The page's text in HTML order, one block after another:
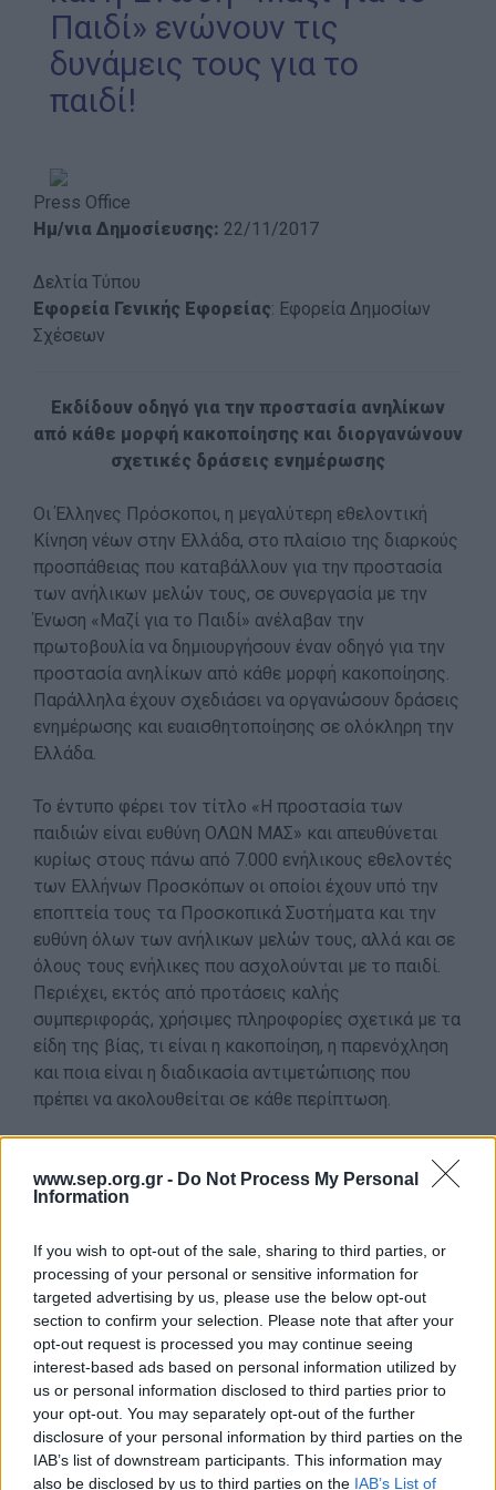
www.sep.org.gr - Do Not Process My Personal
Information
If you wish to opt-out of the sale, sharing to third parties, or
processing of your personal or sensitive information for
targeted advertising by us, please use the below opt-out
section to confirm your selection. Please note that after your
opt-out request is processed you may continue seeing
interest-based ads based on personal information utilized by
us or personal information disclosed to third parties prior to
your opt-out. You may separately opt-out of the further
disclosure of your personal information by third parties on the
IAB’s list of downstream participants. This information may
also be disclosed by us to third parties on the IAB’s List of
Απολογισμός Έργου
Τι κάνουμε
Η Προσκοπική Μέθοδος
Μάθηση στην Πράξη
Στόχοι Βιώσιμης Ανάπτυξης
Ομάδα Διάσωσης Άγριας Ζωής
#HeForShe
Βρείτε μας
Νέα & Blog
Blog
Ευκαιρίες Καριέρας
Επικοινωνία
Media Center
Δελτία Τύπου
Φωτογραφικό Υλικό
Λογότυπα
Παιδί» ενώνουν τις
δυνάμεις τους για το
παιδί!
Press Office
Ημ/νια Δημοσίευσης: 22/11/2017
Δελτία Τύπου
Εφορεία Γενικής Εφορείας: Εφορεία Δημοσίων
Σχέσεων
Εκδίδουν οδηγό για την προστασία ανηλίκων
από κάθε μορφή κακοποίησης και διοργανώνουν
σχετικές δράσεις ενημέρωσης
Οι Έλληνες Πρόσκοποι, η μεγαλύτερη εθελοντική
Κίνηση νέων στην Ελλάδα, στο πλαίσιο της διαρκούς
προσπάθειας που καταβάλλουν για την προστασία
των ανήλικων μελών τους, σε συνεργασία με την
Ένωση «Μαζί για το Παιδί» ανέλαβαν την
πρωτοβουλία να δημιουργήσουν έναν οδηγό για την
προστασία ανηλίκων από κάθε μορφή κακοποίησης.
Παράλληλα έχουν σχεδιάσει να οργανώσουν δράσεις
ενημέρωσης και ευαισθητοποίησης σε ολόκληρη την
Ελλάδα.
Το έντυπο φέρει τον τίτλο «Η προστασία των
παιδιών είναι ευθύνη ΟΛΩΝ ΜΑΣ» και απευθύνεται
κυρίως στους πάνω από 7.000 ενήλικους εθελοντές
των Ελλήνων Προσκόπων οι οποίοι έχουν υπό την
εποπτεία τους τα Προσκοπικά Συστήματα και την
ευθύνη όλων των ανήλικων μελών τους, αλλά και σε
όλους τους ενήλικες που ασχολούνται με το παιδί.
Περιέχει, εκτός από προτάσεις καλής
συμπεριφοράς, χρήσιμες πληροφορίες σχετικά με τα
είδη της βίας, τι είναι η κακοποίηση, η παρενόχληση
και ποια είναι η διαδικασία αντιμετώπισης που
πρέπει να ακολουθείται σε κάθε περίπτωση.
Στην Ελλάδα κάθε χρόνο 30.000 παιδιά υφίστανται
σεξουαλική κακοποίηση, εγκατάλειψη και οικονομική
κάτω των 5 ετών και συνολικά από όλες τις
περιπτώσεις μόλις το 1/10 καταγγέλλεται. Το Μαζί
για το Παιδί δέχεται καταγγελίες κακοποίησης,
μέσω της πανελλαδικής συμβουλευτικής «Γραμμής
115 25» και στην συνέχεια τις παραπέμπει στις
αρμόδιες Αρχές. Παράλληλα, ενημερώνει και
ευαισθητοποιεί την κοινωνία μέσω του
Συμβουλευτικού Κέντρου.